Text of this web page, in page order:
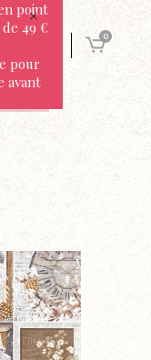
0
point
49 €
pour
avant